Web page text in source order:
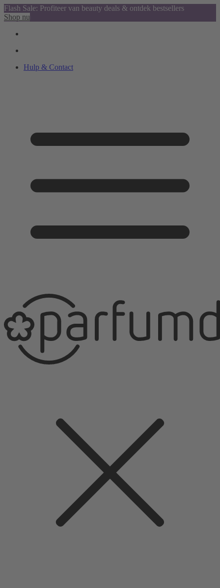
Flash Sale: Profiteer van beauty deals & ontdek bestsellers
Shop nu
Hulp & Contact